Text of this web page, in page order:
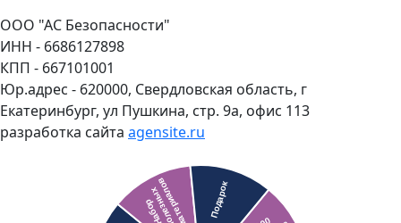
ООО "АС Безопасности"
ИНН - 6686127898
КПП - 667101001
Юр.адрес - 620000, Свердловская область, г
Екатеринбург, ул Пушкина, стр. 9а, офис 113
разработка сайта agensite.ru